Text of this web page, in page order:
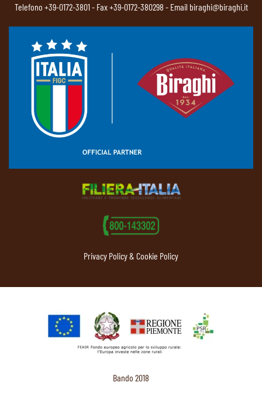
Telefono +39-0172-3801- Fax +39-0172-380298 - Email biraghi@biraghi.it
Privacy Policy & Cookie Policy
Bando 2018